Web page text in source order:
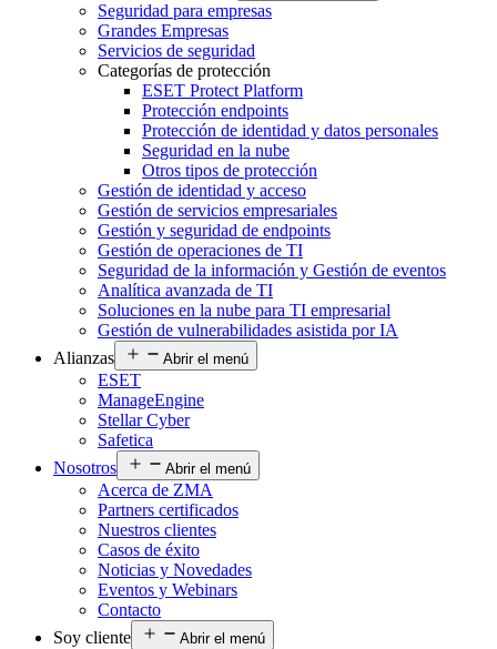
Seguridad para empresas
Grandes Empresas
Servicios de seguridad
Categorías de protección
ESET Protect Platform
Protección endpoints
Protección de identidad y datos personales
Seguridad en la nube
Otros tipos de protección
Gestión de identidad y acceso
Gestión de servicios empresariales
Gestión y seguridad de endpoints
Gestión de operaciones de TI
Seguridad de la información y Gestión de eventos
Analítica avanzada de TI
Soluciones en la nube para TI empresarial
Gestión de vulnerabilidades asistida por IA
Alianzas
Abrir el menú
ESET
ManageEngine
Stellar Cyber
Safetica
Nosotros
Abrir el menú
Acerca de ZMA
Partners certificados
Nuestros clientes
Casos de éxito
Noticias y Novedades
Eventos y Webinars
Contacto
Soy cliente
Abrir el menú